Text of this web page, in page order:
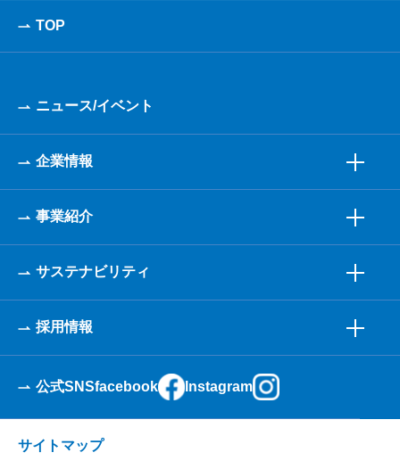
TOP
ニュース/イベント
企業情報
事業紹介
サステナビリティ
採用情報
公式SNSfacebook Instagram
サイトマップ